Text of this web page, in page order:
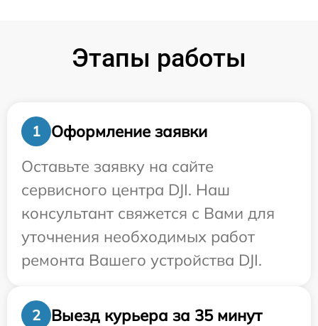
Этапы работы
1
Оформление заявки
Оставьте заявку на сайте
сервисного центра DJI. Наш
консультант свяжется с Вами для
уточнения необходимых работ
ремонта Вашего устройства DJI.
2
Выезд курьера за 35 минут